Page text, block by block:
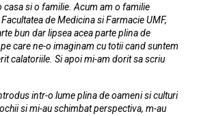
casa si o familie. Acum am o familie
de Medicina si Farmacie UMF,
bun dar lipsea acea parte plina de
care ne-o imaginam cu totii cand suntem
calatoriile. Si apoi mi-am dorit sa scriu
intr-o lume plina de oameni si culturi
si mi-au schimbat perspectiva, m-au